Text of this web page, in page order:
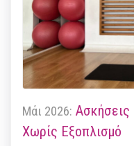
Μάι 2026: Ασκήσεις
Χωρίς Εξοπλισμό